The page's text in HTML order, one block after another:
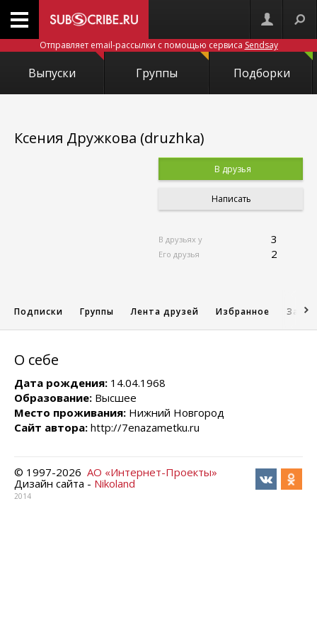
Отправляет email-рассылки с помощью сервиса Sendsay
Выпуски Группы Подборки
Ксения Дружкова (druzhka)
В друзья
Написать
В друзьях у 3
Его друзья 2
Подписки Группы Лента друзей Избранное
О себе
Дата рождения: 14.04.1968
Образование: Высшее
Место проживания: Нижний Новгород
Сайт автора: http://7enazametku.ru
© 1997-2026 АО «Интернет-Проекты»
Дизайн сайта - Nikoland
2014